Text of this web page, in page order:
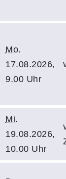
Mo.
17.08.2026,
9.00 Uhr
Mi.
19.08.2026,
10.00 Uhr